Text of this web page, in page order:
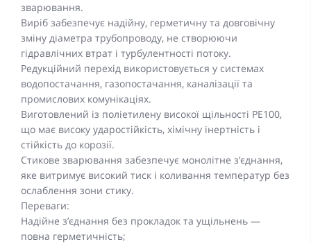
зварювання.
Виріб забезпечує надійну, герметичну та довговічну
зміну діаметра трубопроводу, не створюючи
гідравлічних втрат і турбулентності потоку.
Редукційний перехід використовується у системах
водопостачання, газопостачання, каналізації та
промислових комунікаціях.
Виготовлений із поліетилену високої щільності PE100,
що має високу ударостійкість, хімічну інертність і
стійкість до корозії.
Стикове зварювання забезпечує монолітне з’єднання,
яке витримує високий тиск і коливання температур без
ослаблення зони стику.
Переваги:
Надійне з’єднання без прокладок та ущільнень —
повна герметичність;